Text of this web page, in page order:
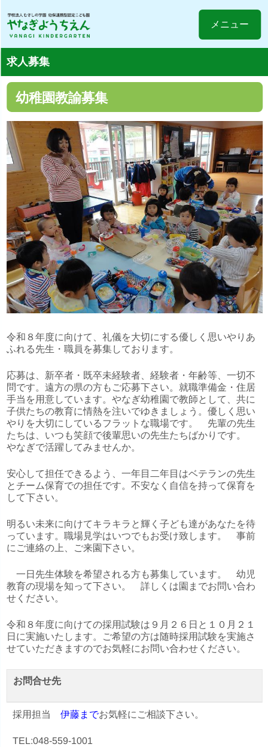
メニュー
求人募集
幼稚園教諭募集
令和８年度に向けて、礼儀を大切にする優しく思いやりあ
ふれる先生・職員を募集しております。
応募は、新卒者・既卒未経験者、経験者・年齢等、一切不
問です。遠方の県の方もご応募下さい。就職準備金・住居
手当を用意しています。やなぎ幼稚園で教師として、共に
子供たちの教育に情熱を注いでゆきましょう。優しく思い
やりを大切にしているフラットな職場です。 先輩の先生
たちは、いつも笑顔で後輩思いの先生たちばかりです。
やなぎで活躍してみませんか。
安心して担任できるよう、一年目二年目はベテランの先生
とチーム保育での担任です。不安なく自信を持って保育を
して下さい。
明るい未来に向けてキラキラと輝く子ども達があなたを待
っています。職場見学はいつでもお受け致します。 事前
にご連絡の上、ご来園下さい。
一日先生体験を希望される方も募集しています。 幼児
教育の現場を知って下さい。 詳しくは園までお問い合わ
せください。
令和８年度に向けての採用試験は９月２６日と１０月２１
日に実施いたします。ご希望の方は随時採用試験を実施さ
せていただきますのでお気軽にお問い合わせください。
お問合せ先
採用担当 伊藤までお気軽にご相談下さい。
TEL:048-559-1001